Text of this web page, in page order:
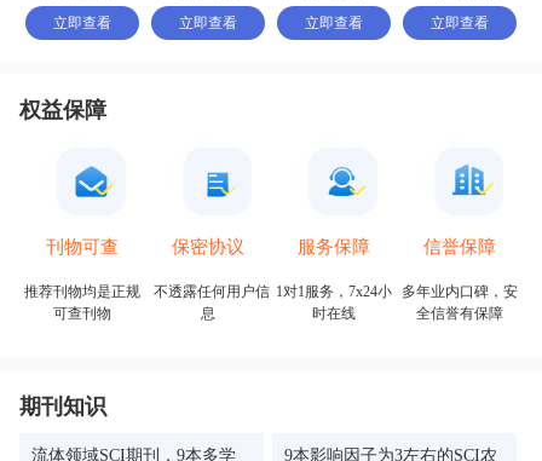
接收的周期
立即查看
式修改和调整
立即查看
退稿或拒稿率
立即查看
（cover letter）
立即查看
权益保障
刊物可查
推荐刊物均是正规
可查刊物
保密协议
不透露任何用户信
息
服务保障
1对1服务，7x24小
时在线
信誉保障
多年业内口碑，安
全信誉有保障
期刊知识
流体领域SCI期刊，9本多学
9本影响因子为3左右的SCI农